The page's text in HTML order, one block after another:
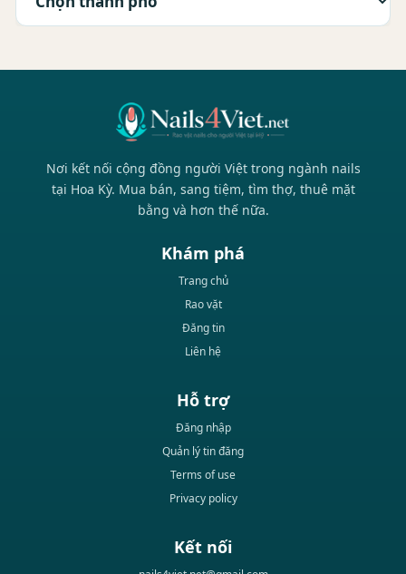
Nơi kết nối cộng đồng người Việt trong ngành nails
tại Hoa Kỳ. Mua bán, sang tiệm, tìm thợ, thuê mặt
bằng và hơn thế nữa.
Khám phá
Trang chủ
Rao vặt
Đăng tin
Liên hệ
Hỗ trợ
Đăng nhập
Quản lý tin đăng
Terms of use
Privacy policy
Kết nối